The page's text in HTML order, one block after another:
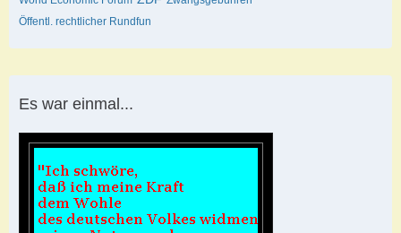
Öffentl. rechtlicher Rundfun
Es war einmal...